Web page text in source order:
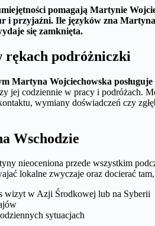
pomagają Martynie
przyjaźni. Ile języków zna
się zamknięta.
rękach podróżniczki
Martyna Wojciechowska posługuje
jej codziennie w pracy i podróżach.
wymiany doświadczeń czy
Wschodzie
nieoceniona przede wszystkim
lokalne zwyczaje oraz docierać
wizyt w Azji Środkowej lub na Syberii
sytuacjach